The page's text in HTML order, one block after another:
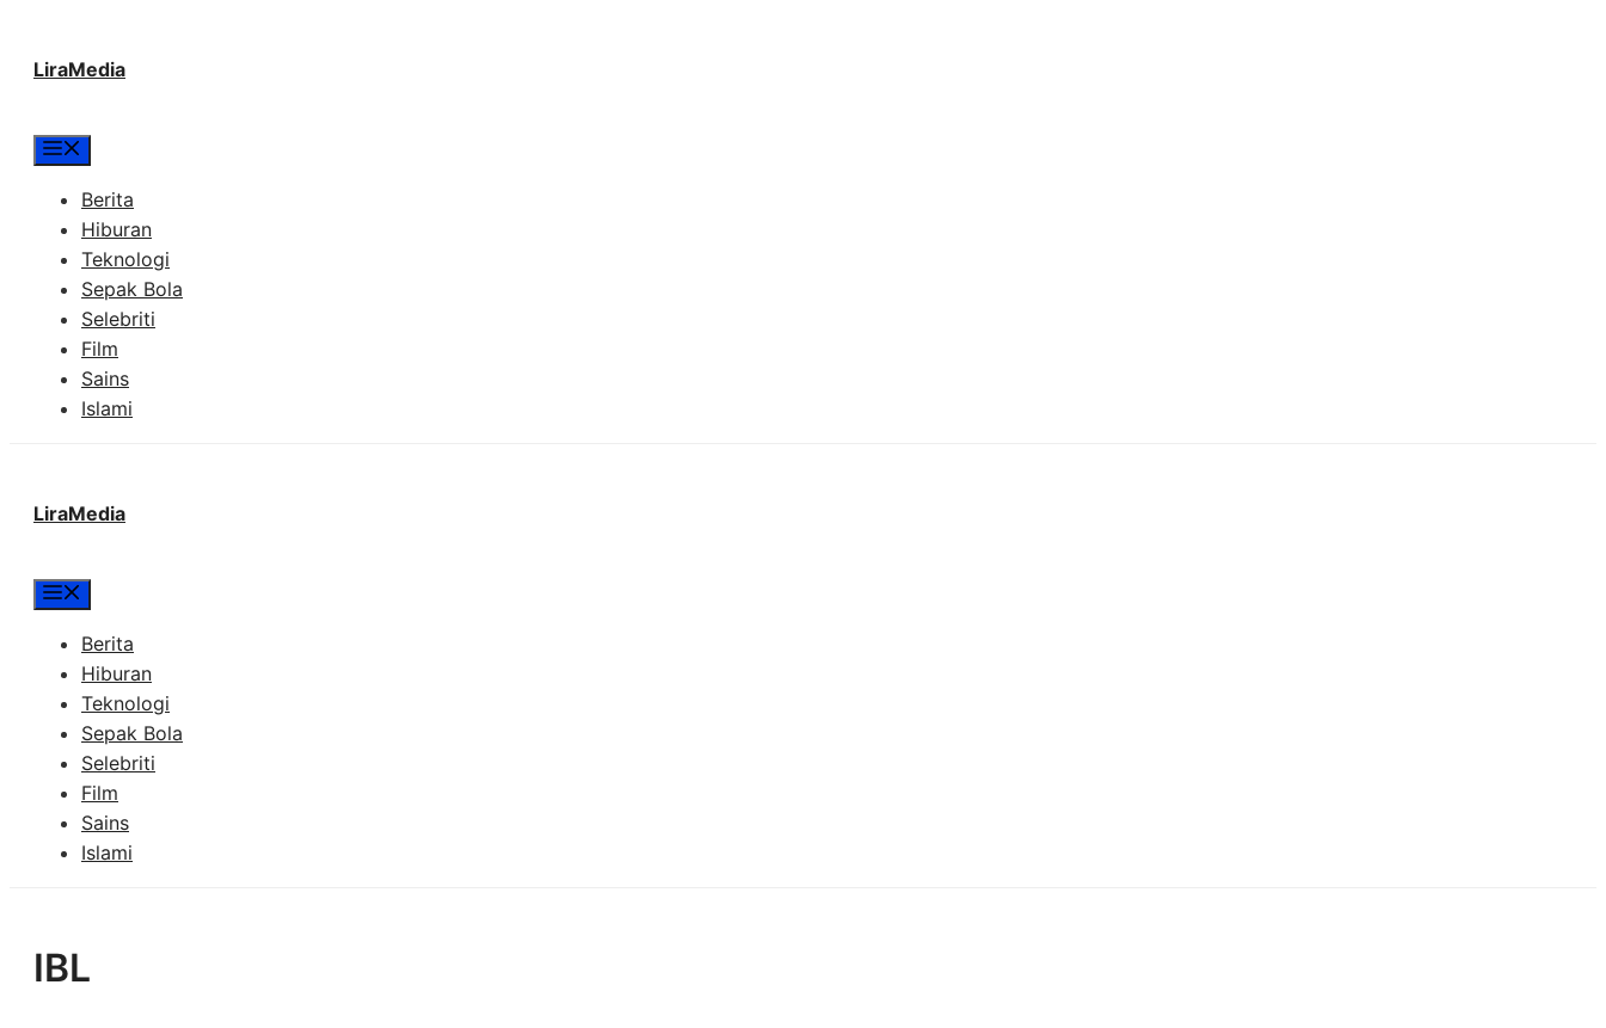
LiraMedia
Berita
Hiburan
Teknologi
Sepak Bola
Selebriti
Film
Sains
Islami
LiraMedia
Berita
Hiburan
Teknologi
Sepak Bola
Selebriti
Film
Sains
Islami
IBL